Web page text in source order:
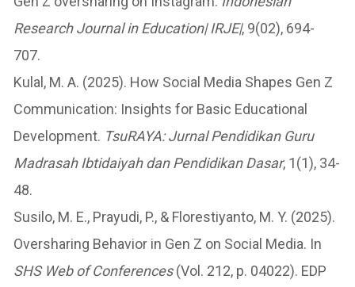
Research Journal in Education| IRJE|, 9(02), 694-
707.
Kulal, M. A. (2025). How Social Media Shapes Gen Z
Communication: Insights for Basic Educational
Development. TsuRAYA: Jurnal Pendidikan Guru
Madrasah Ibtidaiyah dan Pendidikan Dasar, 1(1), 34-
48.
Susilo, M. E., Prayudi, P., & Florestiyanto, M. Y. (2025).
Oversharing Behavior in Gen Z on Social Media. In
SHS Web of Conferences(Vol. 212, p. 04022). EDP